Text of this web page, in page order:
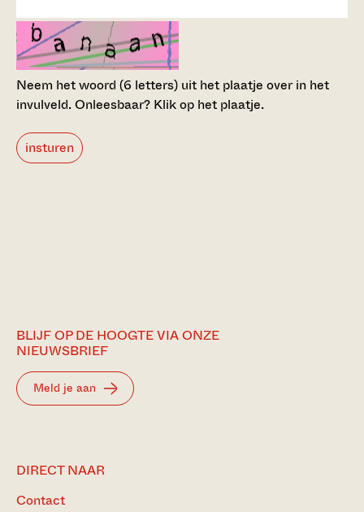
Neem het woord (6 letters) uit het plaatje over in het
invulveld.Onleesbaar? Klik op het plaatje.
insturen
BLIJF OP DE HOOGTE VIA ONZE
NIEUWSBRIEF
Meld je aan
DIRECT NAAR
Contact